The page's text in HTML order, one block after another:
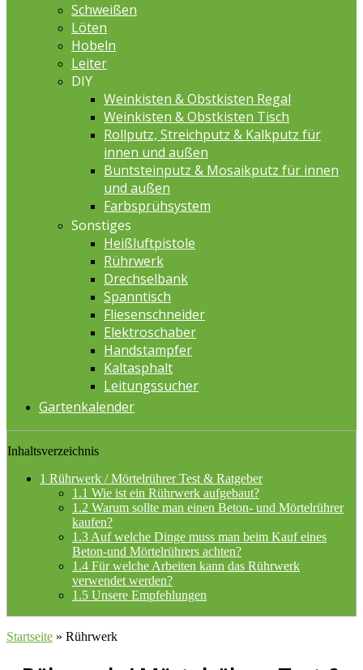
Schweißen
Löten
Hobeln
Leiter
DIY
Weinkisten & Obstkisten Regal
Weinkisten & Obstkisten Tisch
Rollputz, Streichputz & Kalkputz für
innen und außen
Buntsteinputz & Mosaikputz für innen
und außen
Farbsprühsystem
Sonstiges
Heißluftpistole
Rührwerk
Drechselbank
Spanntisch
Fliesenschneider
Elektroschaber
Handstampfer
Kaltasphalt
Leitungssucher
Gartenkalender
Inhaltsverzeichnis
1 Rührwerk / Mörtelrührer Test & Ratgeber
1.1 Wie ist ein Rührwerk aufgebaut?
1.2 Warum sollte man einen Beton- und Mörtelrührer
kaufen?
1.3 Auf welche Dinge muss man beim Kauf eines
Beton-und Mörtelrührers achten?
1.4 Für welche Arbeiten kann das Rührwerk
verwendet werden?
1.5 Unsere Empfehlungen
Startseite » Rührwerk